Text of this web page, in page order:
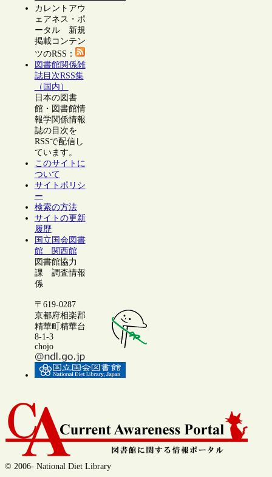
カレントアウ
ェアネス・ポ
ータル 新規
掲載コンテン
ツのRSS：
図書館関係雑
誌目次RSS集
（国内）
日本の図書
館・図書館情
報学関係情報
誌の目次を
RSSで配信し
ています。
このサイトに
ついて
サイトポリシ
ー
検索の方法
サイトの更新
履歴
国立国会図書
館 関西館
図書館協力
課 調査情報
係
〒619-0287
京都府相楽郡
精華町精華台
8-1-3
chojo
© 2006- National Diet Library